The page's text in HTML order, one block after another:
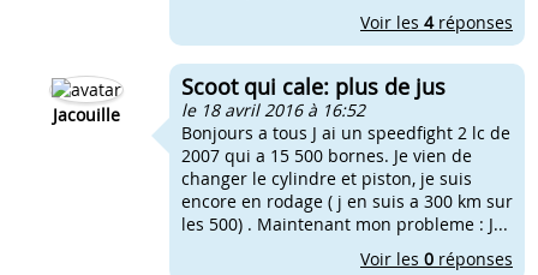
Voir les 4réponses
Jacouille
Scoot qui cale: plus de jus
le 18 avril 2016 à 16:52
Bonjours a tous J ai un speedfight 2 lc de
2007 qui a 15 500 bornes. Je vien de
changer le cylindre et piston, je suis
encore en rodage ( j en suis a 300 km sur
les 500) . Maintenant mon probleme : J...
Voir les 0 réponses